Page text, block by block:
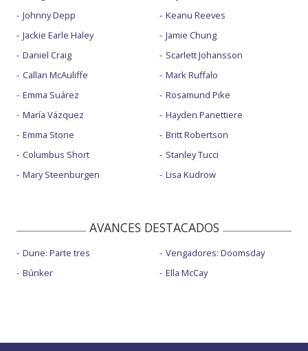
Johnny Depp
Jackie Earle Haley
Daniel Craig
Callan McAuliffe
Emma Suárez
María Vázquez
Emma Stone
Columbus Short
Mary Steenburgen
Keanu Reeves
Jamie Chung
Scarlett Johansson
Mark Ruffalo
Rosamund Pike
Hayden Panettiere
Britt Robertson
Stanley Tucci
Lisa Kudrow
AVANCES DESTACADOS
Dune: Parte tres
Búnker
Vengadores: Doomsday
Ella McCay